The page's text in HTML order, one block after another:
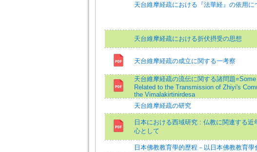
天台維摩経疏における『法華経』の依用に
天台維摩経疏における折伏摂受の思想
天台維摩経疏の成立に関する一考察
天台維摩経疏の流伝に関する諸問題
Related to the Transmission of Zhiyi's
the Vimalakirtinirdesa
天台維摩経疏の研究
日本における西域研究 : 仏教に関連する近
心として
日本佛教教育學的歷程－以日本佛教教育學